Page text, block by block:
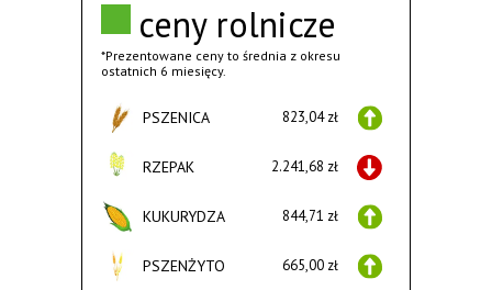
ceny rolnicze
*Prezentowane ceny to średnia z okresu
ostatnich 6 miesięcy.
PSZENICA 823,04 zł
RZEPAK 2.241,68 zł
KUKURYDZA 844,71 zł
PSZENŻYTO 665,00 zł